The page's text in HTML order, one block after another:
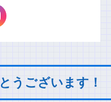
うございます！